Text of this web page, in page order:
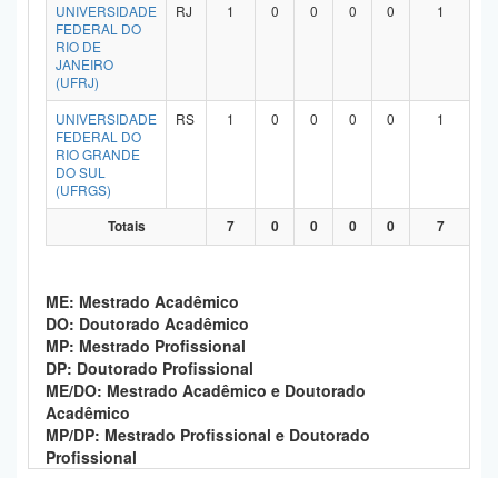
UNIVERSIDADE
FEDERAL DO
RIO DE
JANEIRO
(UFRJ)
RJ 1 0 0 0 0 1
UNIVERSIDADE
FEDERAL DO
RIO GRANDE
DO SUL
(UFRGS)
RS 1 0 0 0 0 1
Totais 7 0 0 0 0 7
ME: Mestrado Acadêmico
DO: Doutorado Acadêmico
MP: Mestrado Profissional
DP: Doutorado Profissional
ME/DO: Mestrado Acadêmico e Doutorado
Acadêmico
MP/DP: Mestrado Profissional e Doutorado
Profissional